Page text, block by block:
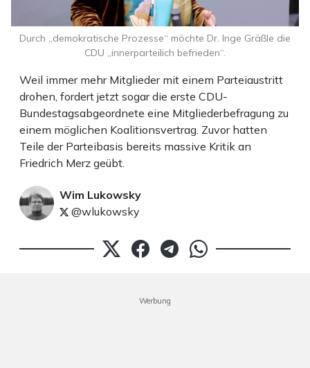
Weil immer mehr Mitglieder mit einem Parteiaustritt
drohen, fordert jetzt sogar die erste CDU-
Bundestagsabgeordnete eine Mitgliederbefragung zu
einem möglichen Koalitionsvertrag. Zuvor hatten
Teile der Parteibasis bereits massive Kritik an
Friedrich Merz geübt.
Wim Lukowsky
@wlukowsky
Durch „demokratische Prozesse“ möchte Dr. Inge Gräßle die
CDU „innerparteilich befrieden“.
Werbung